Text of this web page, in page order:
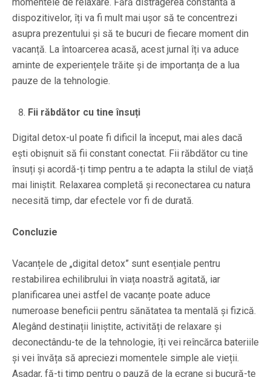
dispozitivelor, îți va fi mult mai ușor să te concentrezi
asupra prezentului și să te bucuri de fiecare moment din
vacanță. La întoarcerea acasă, acest jurnal îți va aduce
aminte de experiențele trăite și de importanța de a lua
pauze de la tehnologie.
Fii răbdător cu tine însuți
Digital detox-ul poate fi dificil la început, mai ales dacă
ești obișnuit să fii constant conectat. Fii răbdător cu tine
însuți și acordă-ți timp pentru a te adapta la stilul de viață
mai liniștit. Relaxarea completă și reconectarea cu natura
necesită timp, dar efectele vor fi de durată.
Concluzie
Vacanțele de „digital detox” sunt esențiale pentru
restabilirea echilibrului în viața noastră agitată, iar
planificarea unei astfel de vacanțe poate aduce
numeroase beneficii pentru sănătatea ta mentală și fizică.
Alegând destinații liniștite, activități de relaxare și
deconectându-te de la tehnologie, îți vei reîncărca bateriile
și vei învăța să apreciezi momentele simple ale vieții.
Așadar, fă-ți timp pentru o pauză de la ecrane și bucură-te